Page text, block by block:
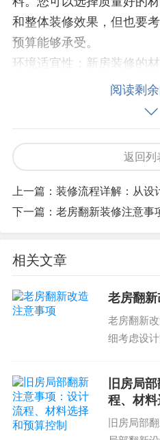
和整体装修效果，但也要
预算能够承受。
环境适宜性：新房装修的
活环境和您的个人要求。
么您可能需要选择没有化
保证您的健康和安全。同
您可能需要选择完全无害
受到伤害。
施工难易程度：新房装修
难易程度。例如，如果您
寿命和维护：新房装修的
键的考虑因素。您需要选
的磨损和折口，并且能够
您还需要考虑到维护起来
说，材料选择都是新房装
因此您需要细心考虑并仔
则，可能会导致您在装修
法满足您的要求，并影响
阅读剩
返回列
上一篇： 装修流程详解：从设
下一篇： 老房翻新装修注意事
相关文章
老房翻
老房翻新
细考虑设
方案翻新
格和空间
旧房局
程、材料
旧房局部